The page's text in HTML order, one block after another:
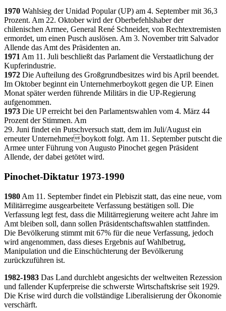
1970 Wahlsieg der Unidad Popular (UP) am 4. September mit 36,3
Prozent. Am 22. Oktober wird der Oberbefehlshaber der
chilenischen Armee, General René Schneider, von Rechtextremisten
ermordet, um einen Pusch auslösen. Am 3. November tritt Salvador
Allende das Amt des Präsidenten an.
1971Am 11. Juli beschließt das Parlament die Verstaatlichung der
Kupferindustrie.
1972 Die Aufteilung des Großgrundbesitzes wird bis April beendet.
Im Oktober beginnt ein Unternehmerboykott gegen die UP. Einen
Monat später werden führende Militärs in die UP-Regierung
aufgenommen.
1973 Die UP erreicht bei den Parlamentswahlen vom 4. März 44
Prozent der Stimmen. Am
29. Juni findet ein Putschversuch statt, dem im Juli/August ein
erneuter Unternehmerboykott folgt. Am 11. September putscht die
Armee unter Führung von Augusto Pinochet gegen Präsident
Allende, der dabei getötet wird.
Pinochet-Diktatur 1973-1990
1980 Am 11. September findet ein Plebiszit statt, das eine neue, vom
Militärregime ausgearbeitete Verfassung bestätigen soll. Die
Verfassung legt fest, dass die Militärregierung weitere acht Jahre im
Amt bleiben soll, dann sollen Präsidentschaftswahlen stattfinden.
Die Bevölkerung stimmt mit 67% für die neue Verfassung, jedoch
wird angenommen, dass dieses Ergebnis auf Wahlbetrug,
Manipulation und die Einschüchterung der Bevölkerung
zurückzuführen ist.
1982-1983 Das Land durchlebt angesichts der weltweiten Rezession
und fallender Kupferpreise die schwerste Wirtschaftskrise seit 1929.
Die Krise wird durch die vollständige Liberalisierung der Ökonomie
verschärft.